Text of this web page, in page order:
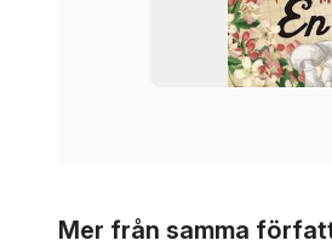
Mer från samma